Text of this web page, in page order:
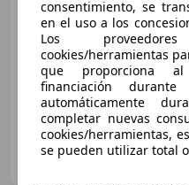
02/2022 28.638 km
FLEXICAR ALICANTE.
ES-03007 ALICANTE
consentimiento, se
en el uso a los
Los
cookies/herramientas
que proporciona
financiación
automáticamente
completar nuevas
cookies/herramientas,
se pueden utilizar total